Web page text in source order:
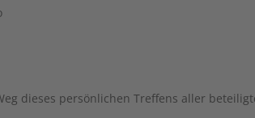
dieses persönlichen Treffens aller